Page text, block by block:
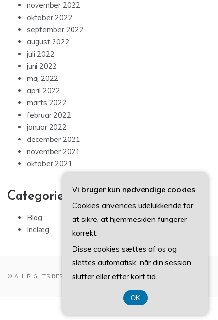
november 2022
oktober 2022
september 2022
august 2022
juli 2022
juni 2022
maj 2022
april 2022
marts 2022
februar 2022
januar 2022
december 2021
november 2021
oktober 2021
Categories
Blog
Indlæg
© ALL RIGHTS RESERVED 2022
Vi bruger kun nødvendige cookies
Cookies anvendes udelukkende for
at sikre, at hjemmesiden fungerer
korrekt.
Disse cookies sættes af os og
slettes automatisk, når din session
slutter eller efter kort tid.
OK